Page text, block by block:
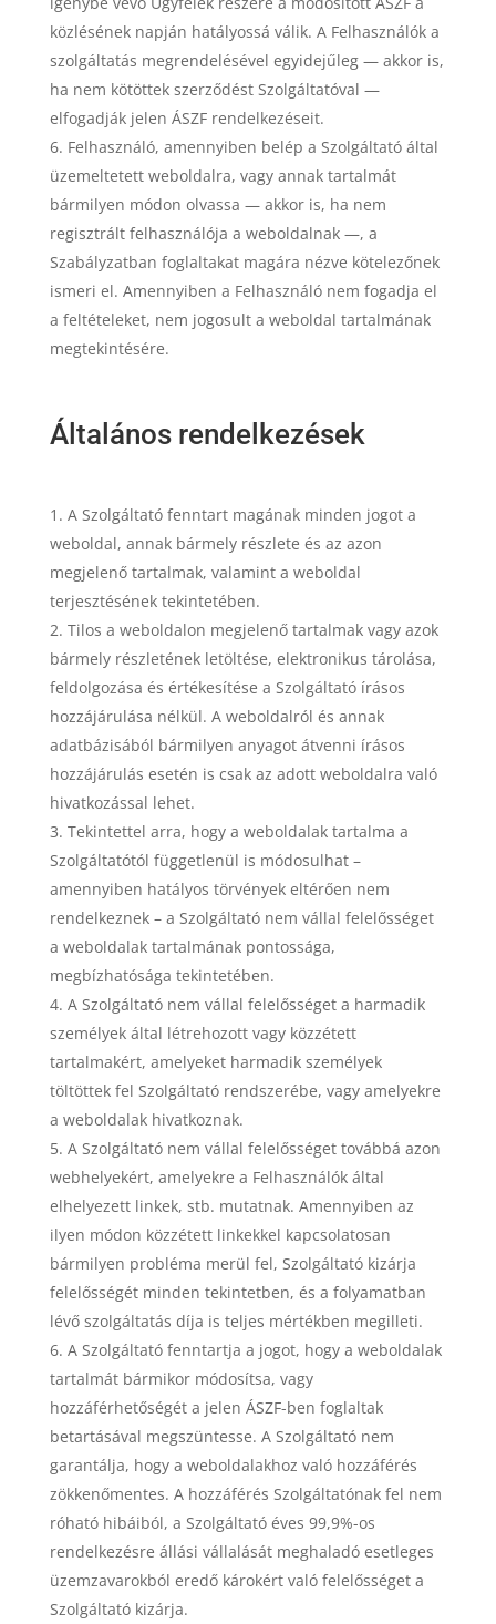
közlésének napján hatályossá válik. A Felhasználók a
szolgáltatás megrendelésével egyidejűleg — akkor is,
ha nem kötöttek szerződést Szolgáltatóval —
elfogadják jelen ÁSZF rendelkezéseit.
Felhasználó, amennyiben belép a Szolgáltató által
üzemeltetett weboldalra, vagy annak tartalmát
bármilyen módon olvassa — akkor is, ha nem
regisztrált felhasználója a weboldalnak —, a
Szabályzatban foglaltakat magára nézve kötelezőnek
ismeri el. Amennyiben a Felhasználó nem fogadja el
a feltételeket, nem jogosult a weboldal tartalmának
megtekintésére.
Általános rendelkezések
A Szolgáltató fenntart magának minden jogot a
weboldal, annak bármely részlete és az azon
megjelenő tartalmak, valamint a weboldal
terjesztésének tekintetében.
Tilos a weboldalon megjelenő tartalmak vagy azok
bármely részletének letöltése, elektronikus tárolása,
feldolgozása és értékesítése a Szolgáltató írásos
hozzájárulása nélkül. A weboldalról és annak
adatbázisából bármilyen anyagot átvenni írásos
hozzájárulás esetén is csak az adott weboldalra való
hivatkozással lehet.
Tekintettel arra, hogy a weboldalak tartalma a
Szolgáltatótól függetlenül is módosulhat –
amennyiben hatályos törvények eltérően nem
rendelkeznek – a Szolgáltató nem vállal felelősséget
a weboldalak tartalmának pontossága,
megbízhatósága tekintetében.
A Szolgáltató nem vállal felelősséget a harmadik
személyek által létrehozott vagy közzétett
tartalmakért, amelyeket harmadik személyek
töltöttek fel Szolgáltató rendszerébe, vagy amelyekre
a weboldalak hivatkoznak.
A Szolgáltató nem vállal felelősséget továbbá azon
webhelyekért, amelyekre a Felhasználók által
elhelyezett linkek, stb. mutatnak. Amennyiben az
ilyen módon közzétett linkekkel kapcsolatosan
bármilyen probléma merül fel, Szolgáltató kizárja
felelősségét minden tekintetben, és a folyamatban
lévő szolgáltatás díja is teljes mértékben megilleti.
A Szolgáltató fenntartja a jogot, hogy a weboldalak
tartalmát bármikor módosítsa, vagy
hozzáférhetőségét a jelen ÁSZF-ben foglaltak
betartásával megszüntesse. A Szolgáltató nem
garantálja, hogy a weboldalakhoz való hozzáférés
zökkenőmentes. A hozzáférés Szolgáltatónak fel nem
róható hibáiból, a Szolgáltató éves 99,9%-os
rendelkezésre állási vállalását meghaladó esetleges
üzemzavarokból eredő károkért való felelősséget a
Szolgáltató kizárja.